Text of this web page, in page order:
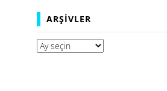
ARŞIVLER
Arşivler